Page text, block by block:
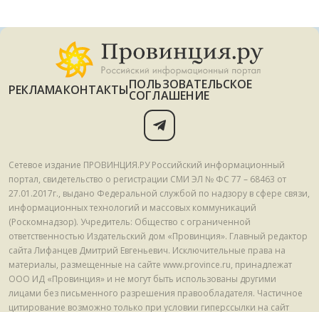
РЕКЛАМАКОНТАКТЫПОЛЬЗОВАТЕЛЬСКОЕ
СОГЛАШЕНИЕ
Сетевое издание ПРОВИНЦИЯ.РУ Российский информационный
портал, свидетельство о регистрации СМИ ЭЛ № ФС 77 – 68463 от
27.01.2017г., выдано Федеральной службой по надзору в сфере связи,
информационных технологий и массовых коммуникаций
(Роскомнадзор). Учредитель: Общество с ограниченной
ответственностью Издательский дом «Провинция». Главный редактор
сайта Лифанцев Дмитрий Евгеньевич. Исключительные права на
материалы, размещенные на сайте www.province.ru, принадлежат
ООО ИД «Провинция» и не могут быть использованы другими
лицами без письменного разрешения правообладателя. Частичное
цитирование возможно только при условии гиперссылки на сайт